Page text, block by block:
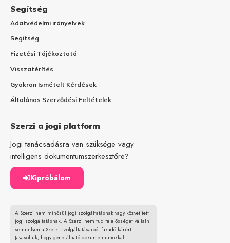
Segítség
Adatvédelmi irányelvek
Segítség
Fizetési Tájékoztató
Visszatérítés
Gyakran Ismételt Kérdések
Általános Szerződési Feltételek
Szerzi a jogi platform
Jogi tanácsadásra van szüksége vagy
intelligens dokumentumszerkesztőre?
Kipróbálom
A Szerzi nem minősül jogi szolgáltatásnak vagy közvetített
jogi szolgáltatásnak. A Szerzi nem tud felelősséget vállalni
semmilyen a Szerzi szolgáltatásaiból fakadó kárért.
Javasoljuk, hogy generálható dokumentumokkal